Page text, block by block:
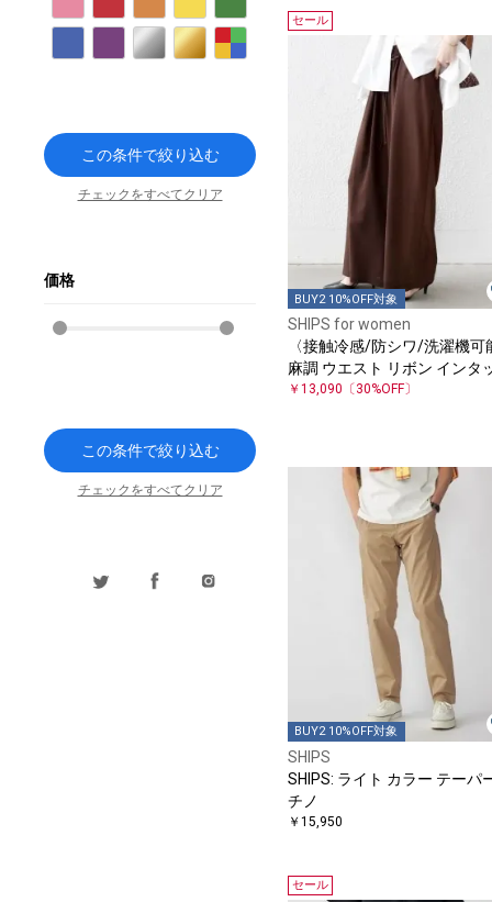
セール
BUY2 10%OFF対象
SHIPS for women
〈接触冷感/防シワ/洗濯機可
麻調 ウエスト リボン インタ
イージー パンツ
￥13,090 〔30%OFF〕
BUY2 10%OFF対象
SHIPS
SHIPS: ライト カラー テーパ
チノ
￥15,950
セール
パープル シルバー ゴールド
この条件で絞り込む
チェックをすべてクリア
価格
この条件で絞り込む
チェックをすべてクリア